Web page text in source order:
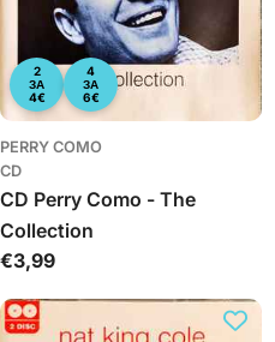
2
ЗА
4€
4
ЗА
6€
PERRY COMO
CD
CD Perry Como - The
Collection
Обычная
€3,99